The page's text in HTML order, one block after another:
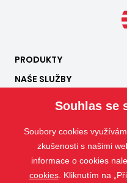
PRODUKTY
NAŠE SLUŽBY
KONTAKT
Souhlas se
Soubory cookies
zkušenosti s našimi
informace o cookies
cookies. Kliknutím na